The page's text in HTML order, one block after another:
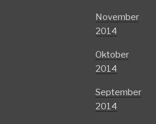
November
2014
Oktober
2014
September
2014